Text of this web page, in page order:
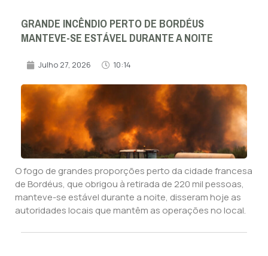
GRANDE INCÊNDIO PERTO DE BORDÉUS
MANTEVE-SE ESTÁVEL DURANTE A NOITE
Julho 27, 2026 10:14
O fogo de grandes proporções perto da cidade francesa
de Bordéus, que obrigou à retirada de 220 mil pessoas,
manteve-se estável durante a noite, disseram hoje as
autoridades locais que mantêm as operações no local.